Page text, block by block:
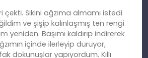
çekti. Sikini ağzıma almamı istedi
ve şişip kalınlaşmış ten rengi
yeniden. Başımı kaldırıp indirerek
içinde ilerleyip duruyor,
dokunuşlar yapıyordum. Kıllı